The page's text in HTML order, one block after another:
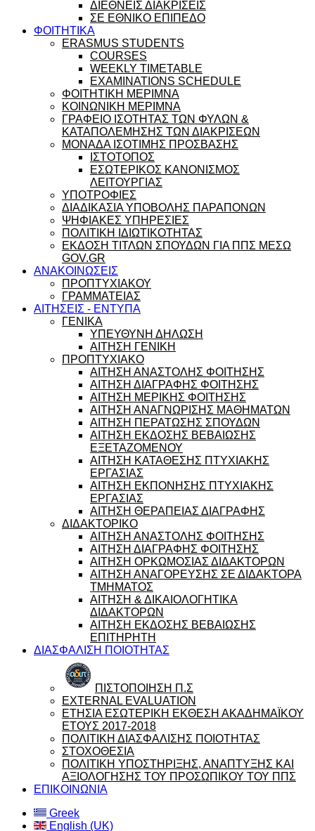
ΔΙΕΘΝΕΙΣ ΔΙΑΚΡΙΣΕΙΣ
ΣΕ ΕΘΝΙΚΟ ΕΠΙΠΕΔΟ
ΦΟΙΤΗΤΙΚΑ
ERASMUS STUDENTS
COURSES
WEEKLY TIMETABLE
EXAMINATIONS SCHEDULE
ΦΟΙΤΗΤΙΚΗ ΜΕΡΙΜΝΑ
ΚΟΙΝΩΝΙΚΗ ΜΕΡΙΜΝΑ
ΓΡΑΦΕΙΟ ΙΣΟΤΗΤΑΣ ΤΩΝ ΦΥΛΩΝ &
ΚΑΤΑΠΟΛΕΜΗΣΗΣ ΤΩΝ ΔΙΑΚΡΙΣΕΩΝ
ΜΟΝΑΔΑ ΙΣΟΤΙΜΗΣ ΠΡΟΣΒΑΣΗΣ
ΙΣΤΟΤΟΠΟΣ
ΕΣΩΤΕΡΙΚΟΣ ΚΑΝΟΝΙΣΜΟΣ
ΛΕΙΤΟΥΡΓΙΑΣ
ΥΠΟΤΡΟΦΙΕΣ
ΔΙΑΔΙΚΑΣΙΑ ΥΠΟΒΟΛΗΣ ΠΑΡΑΠΟΝΩΝ
ΨΗΦΙΑΚΕΣ ΥΠΗΡΕΣΙΕΣ
ΠΟΛΙΤΙΚΗ ΙΔΙΩΤΙΚΟΤΗΤΑΣ
ΕΚΔΟΣΗ ΤΙΤΛΩΝ ΣΠΟΥΔΩΝ ΓΙΑ ΠΠΣ ΜΕΣΩ
GOV.GR
ΑΝΑΚΟΙΝΩΣΕΙΣ
ΠΡΟΠΤΥΧΙΑΚΟΥ
ΓΡΑΜΜΑΤΕΙΑΣ
ΑΙΤΗΣΕΙΣ - ΕΝΤΥΠΑ
ΓΕΝΙΚΑ
ΥΠΕΥΘΥΝΗ ΔΗΛΩΣΗ
ΑΙΤΗΣΗ ΓΕΝΙΚΗ
ΠΡΟΠΤΥΧΙΑΚΟ
ΑΙΤΗΣΗ ΑΝΑΣΤΟΛΗΣ ΦΟΙΤΗΣΗΣ
ΑΙΤΗΣΗ ΔΙΑΓΡΑΦΗΣ ΦΟΙΤΗΣΗΣ
ΑΙΤΗΣΗ ΜΕΡΙΚΗΣ ΦΟΙΤΗΣΗΣ
ΑΙΤΗΣΗ ΑΝΑΓΝΩΡΙΣΗΣ ΜΑΘΗΜΑΤΩΝ
ΑΙΤΗΣΗ ΠΕΡΑΤΩΣΗΣ ΣΠΟΥΔΩΝ
ΑΙΤΗΣΗ ΕΚΔΟΣΗΣ ΒΕΒΑΙΩΣΗΣ
ΕΞΕΤΑΖΟΜΕΝΟΥ
ΑΙΤΗΣΗ ΚΑΤΑΘΕΣΗΣ ΠΤΥΧΙΑΚΗΣ
ΕΡΓΑΣΙΑΣ
ΑΙΤΗΣΗ ΕΚΠΟΝΗΣΗΣ ΠΤΥΧΙΑΚΗΣ
ΕΡΓΑΣΙΑΣ
ΑΙΤΗΣΗ ΘΕΡΑΠΕΙΑΣ ΔΙΑΓΡΑΦΗΣ
ΔΙΔΑΚΤΟΡΙΚΟ
ΑΙΤΗΣΗ ΑΝΑΣΤΟΛΗΣ ΦΟΙΤΗΣΗΣ
ΑΙΤΗΣΗ ΔΙΑΓΡΑΦΗΣ ΦΟΙΤΗΣΗΣ
ΑΙΤΗΣΗ ΟΡΚΩΜΟΣΙΑΣ ΔΙΔΑΚΤΟΡΩΝ
ΑΙΤΗΣΗ ΑΝΑΓΟΡΕΥΣΗΣ ΣΕ ΔΙΔΑΚΤΟΡΑ
ΤΜΗΜΑΤΟΣ
ΑΙΤΗΣΗ & ΔΙΚΑΙΟΛΟΓΗΤΙΚΑ
ΔΙΔΑΚΤΟΡΩΝ
ΑΙΤΗΣΗ ΕΚΔΟΣΗΣ ΒΕΒΑΙΩΣΗΣ
ΕΠΙΤΗΡΗΤΗ
ΔΙΑΣΦΑΛΙΣΗ ΠΟΙΟΤΗΤΑΣ
ΠΙΣΤΟΠΟΙΗΣΗ Π.Σ
EXTERNAL EVALUATION
ΕΤΗΣΙΑ ΕΣΩΤΕΡΙΚΗ ΕΚΘΕΣΗ ΑΚΑΔΗΜΑΪΚΟΥ
ΕΤΟΥΣ 2017-2018
ΠΟΛΙΤΙΚΗ ΔΙΑΣΦΑΛΙΣΗΣ ΠΟΙΟΤΗΤΑΣ
ΣΤΟΧΟΘΕΣΙΑ
ΠΟΛΙΤΙΚΗ ΥΠΟΣΤΗΡΙΞΗΣ, ΑΝΑΠΤΥΞΗΣ ΚΑΙ
ΑΞΙΟΛΟΓΗΣΗΣ ΤΟΥ ΠΡΟΣΩΠΙΚΟΥ ΤΟΥ ΠΠΣ
ΕΠΙΚΟΙΝΩΝΙΑ
Greek
English (UK)